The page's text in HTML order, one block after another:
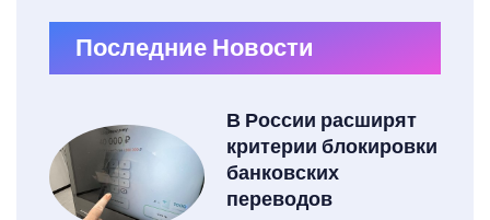
Последние Новости
В России расширят
критерии блокировки
банковских
переводов